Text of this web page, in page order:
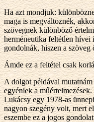
Ha azt mondjuk:
maga is megváltoznék,
szövegnek különböző
herméneutika feltétlen hívei
gondolnák, hiszen a szöveg
Ámde ez a feltétel csak
A dolgot példával
egyéniek a
Lukácsy egy 1978-as
nagyon szegény volt, mert
eszembe ez a jogos